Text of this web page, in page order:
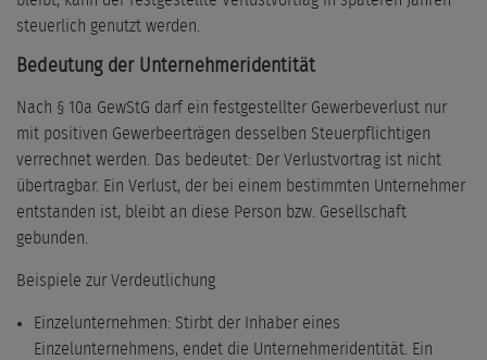
steuerlich genutzt werden.
Bedeutung der Unternehmeridentität
Nach § 10a GewStG darf ein festgestellter Gewerbeverlust nur
mit positiven Gewerbeerträgen desselben Steuerpflichtigen
verrechnet werden. Das bedeutet: Der Verlustvortrag ist nicht
übertragbar. Ein Verlust, der bei einem bestimmten Unternehmer
entstanden ist, bleibt an diese Person bzw. Gesellschaft
gebunden.
Beispiele zur Verdeutlichung
Einzelunternehmen: Stirbt der Inhaber eines
Einzelunternehmens, endet die Unternehmeridentität. Ein